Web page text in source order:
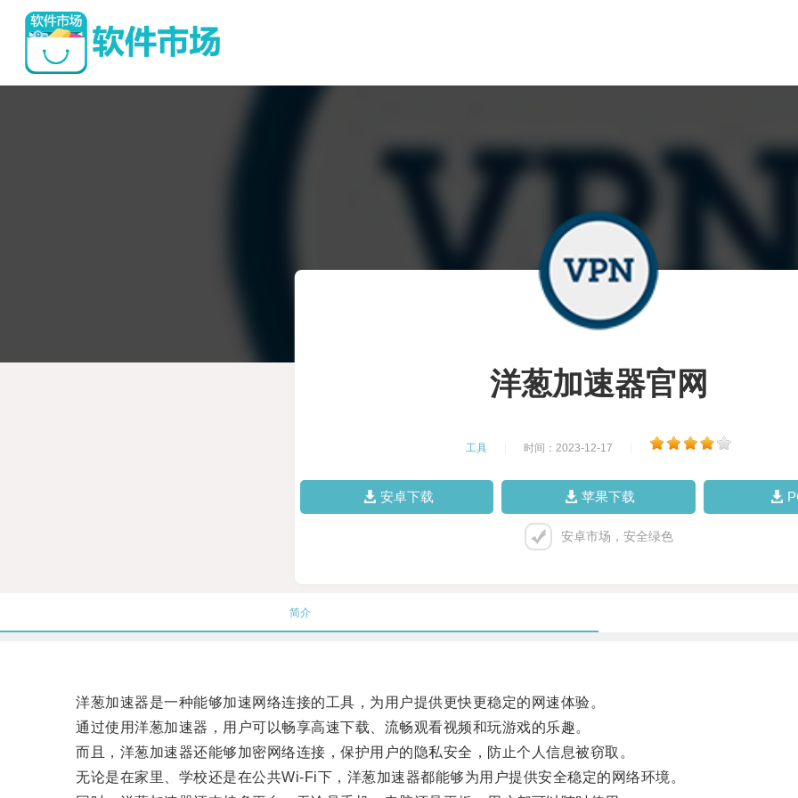
洋葱加速器官网
工具 时间：2023-12-17
安卓下载 苹果下载
安卓市场，安全绿色
简介
洋葱加速器是一种能够加速网络连接的工具，为用户提供更快更稳定的网速体验。
通过使用洋葱加速器，用户可以畅享高速下载、流畅观看视频和玩游戏的乐趣。
而且，洋葱加速器还能够加密网络连接，保护用户的隐私安全，防止个人信息被窃取。
无论是在家里、学校还是在公共Wi-Fi下，洋葱加速器都能够为用户提供安全稳定的网络环境。